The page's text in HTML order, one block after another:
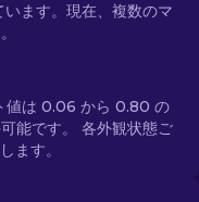
ます。現在、複数のマ
は 0.06 から 0.80 の
能です。 各外観状態ご
ます。